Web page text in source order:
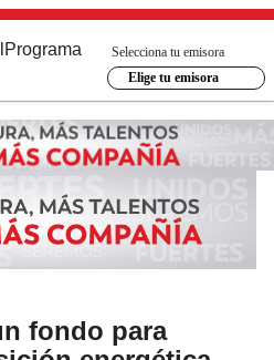
Programa
Selecciona tu emisora
Elige tu emisora
fondo para